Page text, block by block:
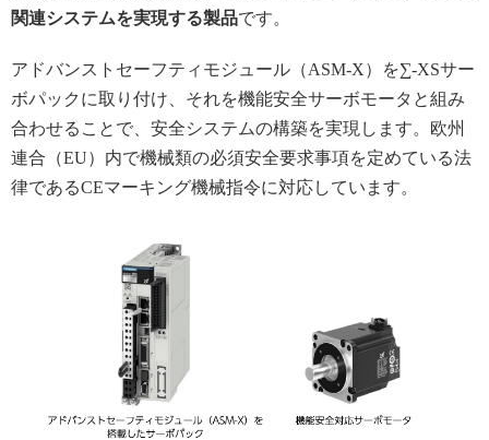
関連システムを実現する製品です。
アドバンストセーフティモジュール（ASM-X）を∑-XSサー
ボパックに取り付け、それを機能安全サーボモータと組み
合わせることで、安全システムの構築を実現します。欧州
連合（EU）内で機械類の必須安全要求事項を定めている法
律であるCEマーキング機械指令に対応しています。